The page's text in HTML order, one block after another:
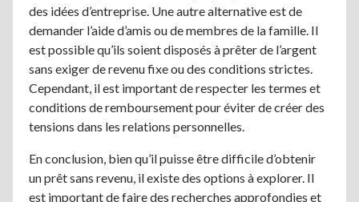
des idées d’entreprise. Une autre alternative est de
demander l’aide d’amis ou de membres de la famille. Il
est possible qu’ils soient disposés à prêter de l’argent
sans exiger de revenu fixe ou des conditions strictes.
Cependant, il est important de respecter les termes et
conditions de remboursement pour éviter de créer des
tensions dans les relations personnelles.
En conclusion, bien qu’il puisse être difficile d’obtenir
un prêt sans revenu, il existe des options à explorer. Il
est important de faire des recherches approfondies et